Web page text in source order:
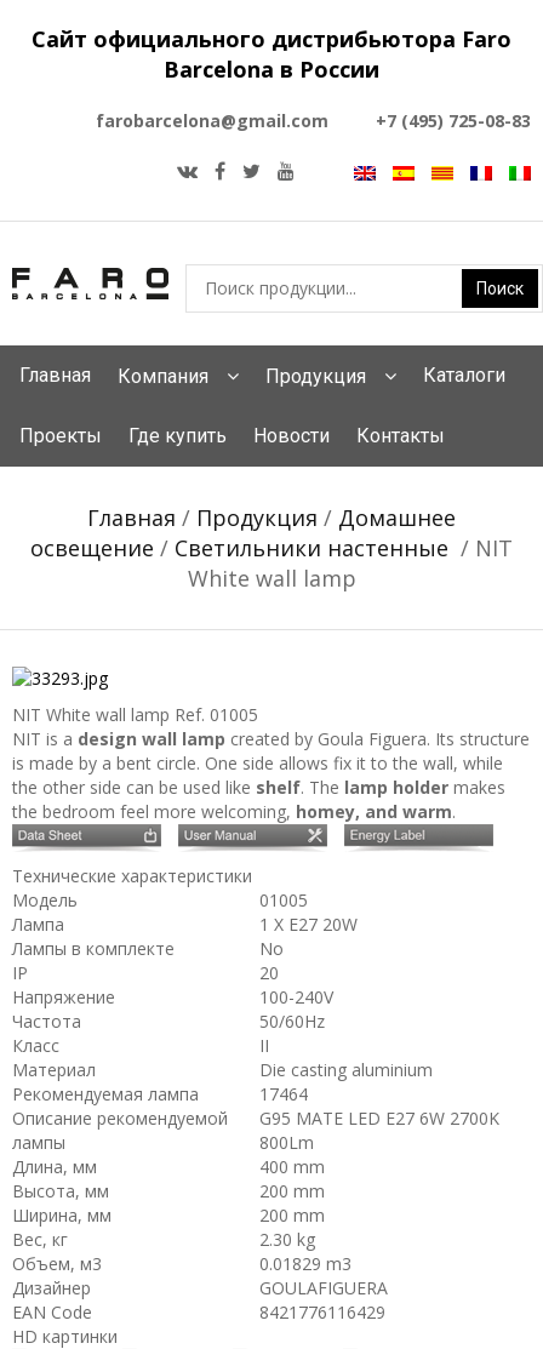
Сайт официального дистрибьютора Faro
Barcelona в России
farobarcelona@gmail.com +7 (495) 725-08-83
Главная Компания Продукция Каталоги
Проекты Где купить Новости Контакты
Главная / Продукция / Домашнее
освещение / Светильники настенные / NIT
White wall lamp
NIT White wall lamp Ref. 01005
NIT is a design wall lamp created by Goula Figuera. Its structure
is made by a bent circle. One side allows fix it to the wall, while
the other side can be used like shelf. The lamp holder makes
the bedroom feel more welcoming, homey, and warm.
Технические характеристики
Модель
01005
Лампа
1 X E27 20W
Лампы в комплекте
No
IP
20
Напряжение
100-240V
Частота
50/60Hz
Класс
II
Материал
Die casting aluminium
Рекомендуемая лампа
17464
Описание рекомендуемой
лампы
G95 MATE LED E27 6W 2700K
800Lm
Длина, мм
400 mm
Высота, мм
200 mm
Ширина, мм
200 mm
Вес, кг
2.30 kg
Объем, м3
0.01829 m3
Дизайнер
GOULAFIGUERA
EAN Code
8421776116429
HD картинки